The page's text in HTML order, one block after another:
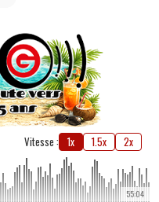
Vitesse : 1x 1.5x 2x
55:04